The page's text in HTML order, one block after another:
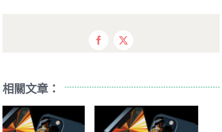
Facebook
X
相關文章：